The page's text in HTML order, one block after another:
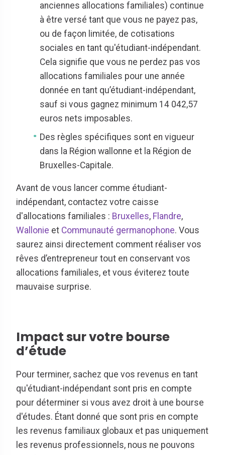
anciennes allocations familiales) continue
à être versé tant que vous ne payez pas,
ou de façon limitée, de cotisations
sociales en tant qu'étudiant-indépendant.
Cela signifie que vous ne perdez pas vos
allocations familiales pour une année
donnée en tant qu’étudiant-indépendant,
sauf si vous gagnez minimum 14 042,57
euros nets imposables.
Des règles spécifiques sont en vigueur
dans la Région wallonne et la Région de
Bruxelles-Capitale.
Avant de vous lancer comme étudiant-
indépendant, contactez votre caisse
d'allocations familiales : Bruxelles, Flandre,
Wallonie et Communauté germanophone. Vous
saurez ainsi directement comment réaliser vos
rêves d’entrepreneur tout en conservant vos
allocations familiales, et vous éviterez toute
mauvaise surprise.
Impact sur votre bourse
d’étude
Pour terminer, sachez que vos revenus en tant
qu'étudiant-indépendant sont pris en compte
pour déterminer si vous avez droit à une bourse
d'études. Étant donné que sont pris en compte
les revenus familiaux globaux et pas uniquement
les revenus professionnels, nous ne pouvons